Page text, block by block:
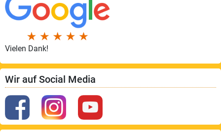
Vielen Dank!
Wir auf Social Media